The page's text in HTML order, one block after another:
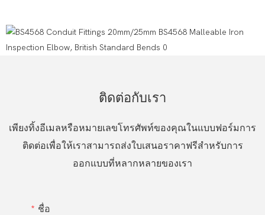
ติดต่อกับเรา
เพียงทิ้งอีเมลหรือหมายเลขโทรศัพท์ของคุณในแบบฟอร์มการ
ติดต่อเพื่อให้เราสามารถส่งใบเสนอราคาฟรีสำหรับการ
ออกแบบที่หลากหลายของเรา
ชื่อ